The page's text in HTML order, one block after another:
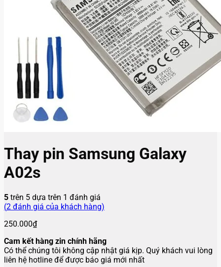
Thay pin Samsung Galaxy
A02s
5 trên 5 dựa trên 1 đánh giá
(2 đánh giá của khách hàng)
250.000₫
Cam kết hàng zin chính hãng
Có thể chúng tôi không cập nhật giá kịp. Quý khách vui lòng
liên hệ hotline để được báo giá mới nhất